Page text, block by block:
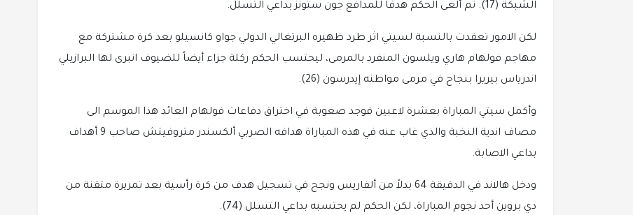
الشبكة (17). ثم ألغى الحكم هدفاً للمدافع جون ستونز بداعي التسلل.
لكن الامور تعقدت بالنسبة لسيتي اثر طرد ظهيره البرتغالي الدولي جواو كانسيلو بعد كرة مشتركة مع
مهاجم فولهام هاري ويلسون المنفرد بالمرمى، ليحتسب الحكم ركلة جزاء أيضاً للضيوف انبرى لها البرازيلي
اندرياس بيريرا بنجاح في مرمى مواطنه إيدرسون (26).
وأكمل سيتي المباراة بعشرة لاعبين فوجد صعوبة في اختراق دفاعات فولهام العائد هذا الموسم الى
مصاف اندية النخبة والذي غاب عنه في هذه المباراة هدافه الصربي ألكسندر متروفيتش صاحب 9 أهداف
بداعي الاصابة.
ودخل هالاند في الدقيقة 64 بدلاً من ألفاريس ونجح في تسجيل هدف من كرة رأسية بعد تمريرة متقنة من
دي بروين أحد نجوم المباراة، لكن الحكم لم يحتسبه بداعي التسلل (74).